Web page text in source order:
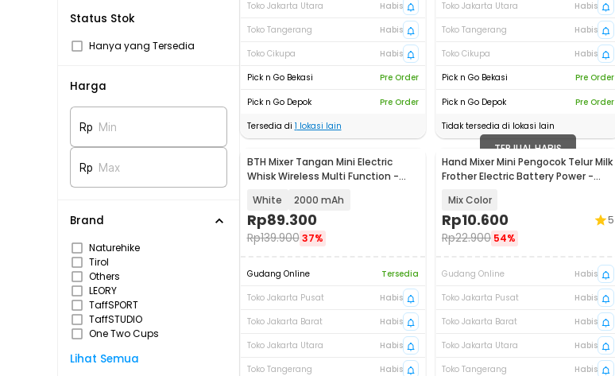
Status Stok
Hanya yang Tersedia
Harga
Rp Min
Rp Max
Brand
Naturehike
Tirol
Others
LEORY
TaffSPORT
TaffSTUDIO
One Two Cups
Lihat Semua
Toko Jakarta Utara
Habis
Toko Tangerang
Habis
Toko Cikupa
Habis
Pick n Go Bekasi
Pre Order
Pick n Go Depok
Pre Order
Tersedia di 1 lokasi lain
Toko Jakarta Utara
Habis
Toko Tangerang
Habis
Toko Cikupa
Habis
Pick n Go Bekasi
Pre Order
Pick n Go Depok
Pre Order
Tidak tersedia di lokasi lain
BTH Mixer Tangan Mini Electric
Whisk Wireless Multi Function -
White 2000 mAh
Rp89.300
Rp139.900 37%
Gudang Online
Tersedia
Toko Jakarta Pusat
Habis
Toko Jakarta Barat
Habis
Toko Jakarta Utara
Habis
Toko Tangerang
Habis
TERJUAL HABIS
Hand Mixer Mini Pengocok Telur Milk
Frother Electric Battery Power -
Mix Color
Rp10.600
Rp22.900 54%
5
Gudang Online
Habis
Toko Jakarta Pusat
Habis
Toko Jakarta Barat
Habis
Toko Jakarta Utara
Habis
Toko Tangerang
Habis